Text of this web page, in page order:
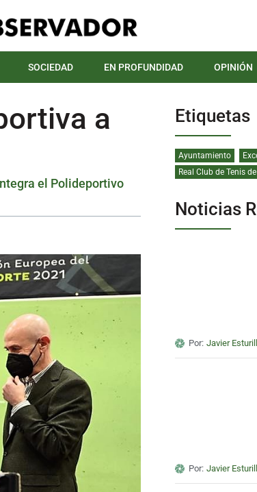
SOCIEDAD EN PROFUNDIDAD OPINIÓN
a
el Polideportivo
Etiquetas
Ayuntamiento
Real Club de Tenis
Noticias
Por: Javier
Por: Javier